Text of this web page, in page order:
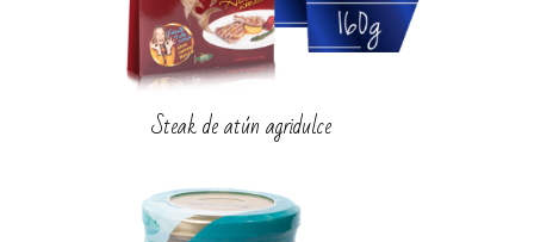
Steak de atún agridulce